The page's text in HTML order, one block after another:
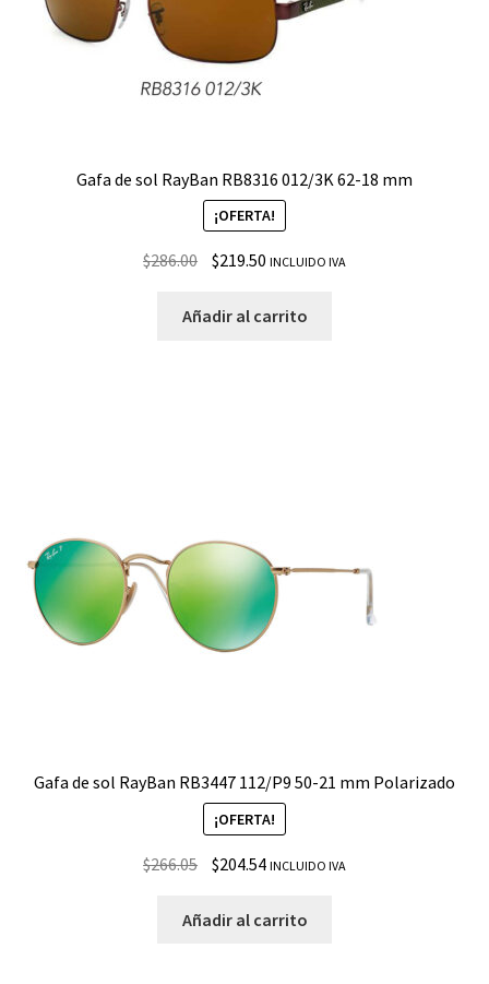
Gafa de sol RayBan RB8316 012/3K 62-18 mm
¡OFERTA!
$286.00 $219.50 INCLUIDO IVA
Añadir al carrito
Gafa de sol RayBan RB3447 112/P9 50-21 mm Polarizado
¡OFERTA!
$266.05 $204.54 INCLUIDO IVA
Añadir al carrito